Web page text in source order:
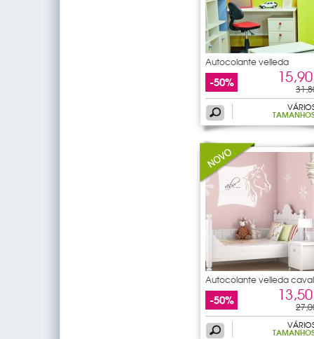
Autocolante velleda
macacos
-50%
Autocolante velleda
-50%